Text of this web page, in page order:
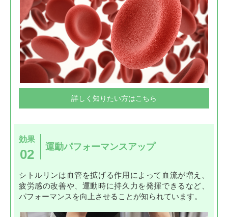
詳しく知りたい方はこちら
効果
02 運動パフォーマンスアップ
シトルリンは血管を拡げる作用によって血流が増え、
疲労感の改善や、運動時に持久力を発揮できるなど、
パフォーマンスを向上させることが知られています。